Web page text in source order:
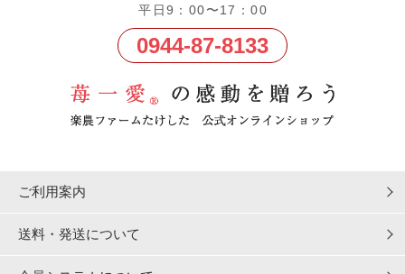
平日9：00〜17：00
0944-87-8133
ご利用案内
送料・発送について